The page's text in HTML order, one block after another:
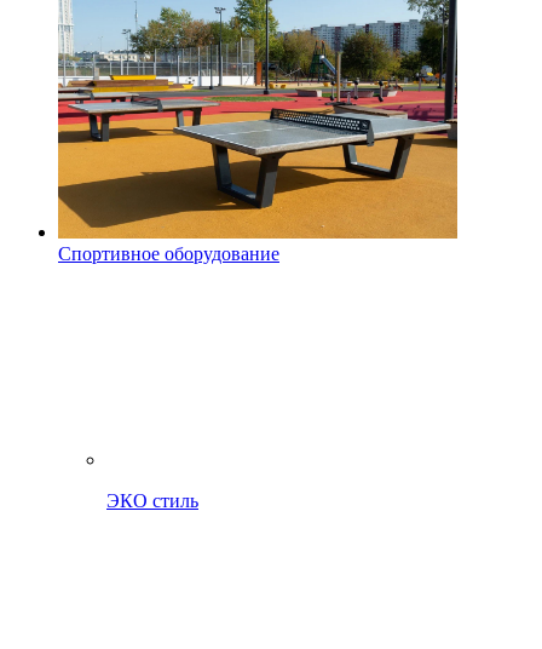
Спортивное оборудование
ЭКО стиль